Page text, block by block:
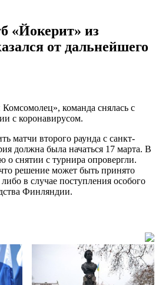
«Йокерит» из
от дальнейшего
команда снялась с
с коронавирусом.
матчи второго раунда с санкт-
должна была начаться 17 марта. В
снятии с турнира опровергли.
решение может быть принято
в случае поступления особого
Финляндии.